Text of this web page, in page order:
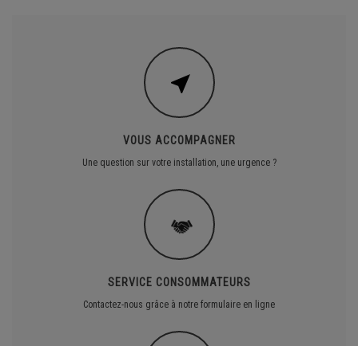
VOUS ACCOMPAGNER
Une question sur votre installation, une urgence ?
SERVICE CONSOMMATEURS
Contactez-nous grâce à notre formulaire en ligne